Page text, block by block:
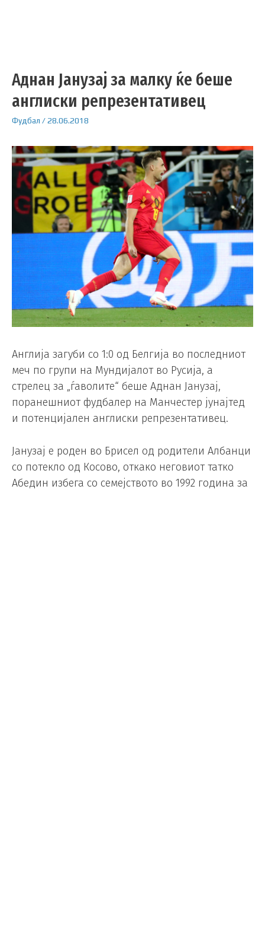
Аднан Јанузај за малку ќе беше
англиски репрезентативец
Фудбал /28.06.2018
Англија загуби со 1:0 од Белгија во последниот
меч по групи на Мундијалот во Русија, а
стрелец за „ѓаволите“ беше Аднан Јанузај,
поранешниот фудбалер на Манчестер јунајтед
и потенцијален англиски репрезентативец.
Јанузај е роден во Брисел од родители Албанци
со потекло од Косово, откако неговиот татко
Абедин избега со семејството во 1992 година за